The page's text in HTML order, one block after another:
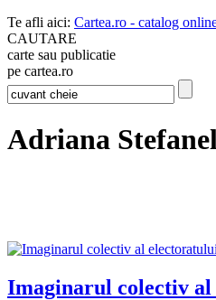
Te afli aici: Cartea.ro - catalog
CAUTARE
carte sau publicatie
pe cartea.ro
Adriana
Imaginarul colectiv